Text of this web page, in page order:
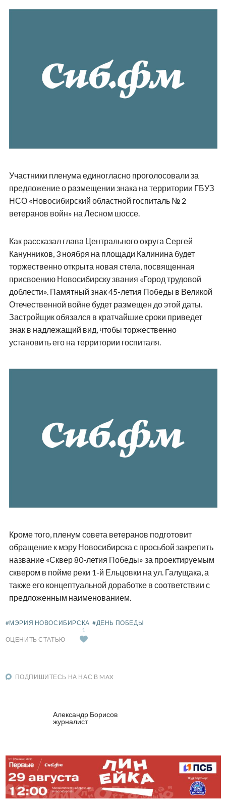
Участники пленума единогласно проголосовали за
предложение о размещении знака на территории ГБУЗ
НСО «Новосибирский областной госпиталь № 2
ветеранов войн» на Лесном шоссе.
Как рассказал глава Центрального округа Сергей
Канунников, 3 ноября на площади Калинина будет
торжественно открыта новая стела, посвященная
присвоению Новосибирску звания «Город трудовой
доблести». Памятный знак 45-летия Победы в Великой
Отечественной войне будет размещен до этой даты.
Застройщик обязался в кратчайшие сроки приведет
знак в надлежащий вид, чтобы торжественно
установить его на территории госпиталя.
Кроме того, пленум совета ветеранов подготовит
обращение к мэру Новосибирска с просьбой закрепить
название «Сквер 80-летия Победы» за проектируемым
сквером в пойме реки 1-й Ельцовки на ул. Галущака, а
также его концептуальной доработке в соответствии с
предложенным наименованием.
#МЭРИЯ НОВОСИБИРСКА #ДЕНЬ ПОБЕДЫ
ОЦЕНИТЬ СТАТЬЮ
1
ПОДПИШИТЕСЬ НА НАС В MAX
Александр Борисов
журналист